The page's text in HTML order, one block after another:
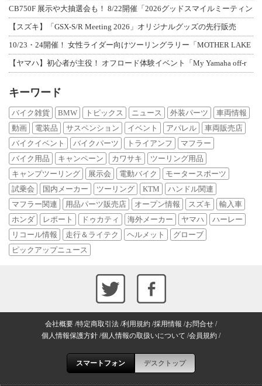
CB750F 展示や大抽選会も！ 8/22開催「2026グッドスマイルミーティン
【スズキ】「GSX-S/R Meeting 2026」オリジナルグッズの先行販売
10/23・24開催！ 女性ライダー向けツーリングラリー「MOTHER LAKE
【ヤマハ】初心者が主役！ オフロード体験イベント「My Yamaha off-r
キーワード
バイク雑貨 BMW トピックス ニュース 外装パーツ
車両情報
動画
電装品 サスペンション イベント アパレル
車両販売店
バイクイベント
バイクパーツ トライアンフ
マフラー
バイク用品
キャンペーン カワサキ
ツーリング用品
キャンプツーリング
展示会 電動バイク
モータースポーツ
試乗会
国内メーカー ツーリング KTM
ハンドル関連
マフラー関連
用品パーツ販売店 オープン情報 スズキ
輸入車
ホンダ
レポート ドゥカティ 海外メーカー ヤマハ
ハーレー
リコール情報
走行＆ライテク ヘルメット
グローブ
ピックアップニュース
会社概要 特定商取引法 利用規約 採用情報 お問合せ
個人情報保護方針 個人情報の取扱いについて 会員規約
スマートフォン デスクトップ